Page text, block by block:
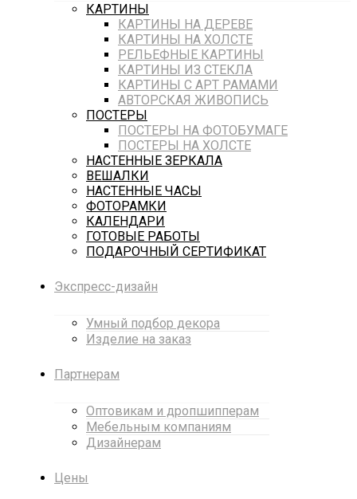
КАРТИНЫ
КАРТИНЫ НА ДЕРЕВЕ
КАРТИНЫ НА ХОЛСТЕ
РЕЛЬЕФНЫЕ КАРТИНЫ
КАРТИНЫ ИЗ СТЕКЛА
КАРТИНЫ С АРТ РАМАМИ
АВТОРСКАЯ ЖИВОПИСЬ
ПОСТЕРЫ
ПОСТЕРЫ НА ФОТОБУМАГЕ
ПОСТЕРЫ НА ХОЛСТЕ
НАСТЕННЫЕ ЗЕРКАЛА
ВЕШАЛКИ
НАСТЕННЫЕ ЧАСЫ
ФОТОРАМКИ
КАЛЕНДАРИ
ГОТОВЫЕ РАБОТЫ
ПОДАРОЧНЫЙ СЕРТИФИКАТ
Экспресс-дизайн
Умный подбор декора
Изделие на заказ
Партнерам
Оптовикам и дропшипперам
Мебельным компаниям
Дизайнерам
Цены